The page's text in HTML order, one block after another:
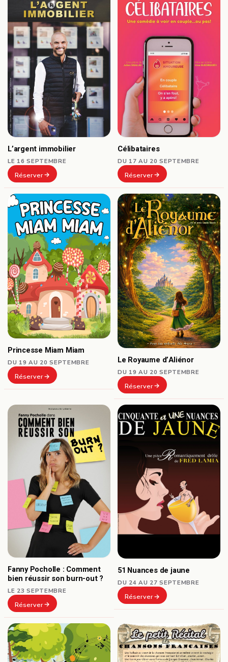
L’argent immobilier
LE 16 SEPTEMBRE
Réserver
Célibataires
DU 17 AU 20 SEPTEMBRE
Réserver
Princesse Miam Miam
DU 19 AU 20 SEPTEMBRE
Réserver
Le Royaume d’Aliénor
DU 19 AU 20 SEPTEMBRE
Réserver
Fanny Pocholle : Comment
bien réussir son burn-out ?
LE 23 SEPTEMBRE
Réserver
51 Nuances de jaune
DU 24 AU 27 SEPTEMBRE
Réserver